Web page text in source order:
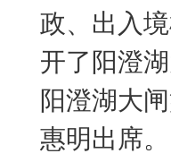
政、出入
开了阳澄
阳澄湖大
惠明出席。